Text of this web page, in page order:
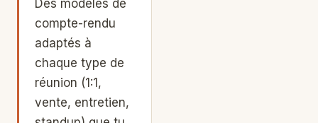
Des modèles de
compte-rendu
adaptés à
chaque type de
réunion (1:1,
vente, entretien,